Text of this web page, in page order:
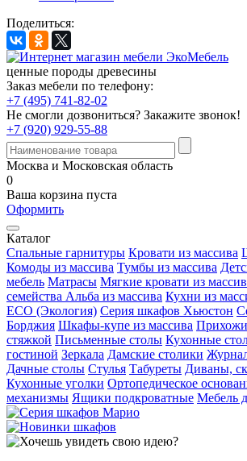
Поделиться:
ценные породы древесины
Заказ мебели по телефону:
+7 (495) 741-82-02
Не смогли дозвониться? Закажите звонок!
+7 (920) 929-55-88
Москва и Московская область
0
Ваша корзина пуста
Оформить
Каталог
Спальные гарнитуры Кровати из массива
Комоды из массива Тумбы из массива
мебель Матрасы Мягкие кровати из
семейства Альба из массива Кухни из
ECO (Экология) Серия шкафов Хьюстон
Борджия Шкафы-купе из массива
стяжкой Письменные столы Кухонные
гостиной Зеркала Дамские столики
Дачные столы Стулья Табуреты Диваны,
Кухонные уголки Ортопедическое
механизмы Ящики подкроватные Мебель